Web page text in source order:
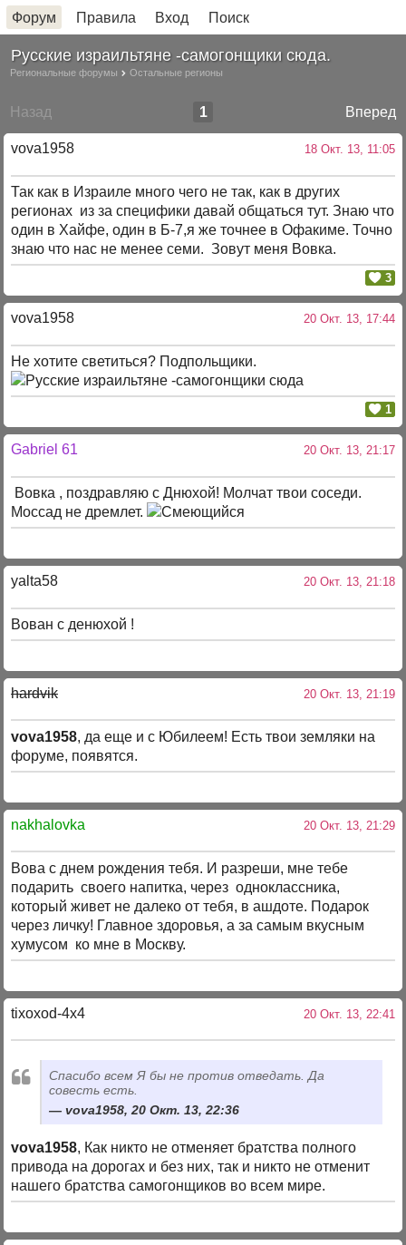
Форум Правила Вход Поиск
Русские израильтяне -самогонщики сюда.
Региональные форумы Остальные регионы
Назад Вперед
1
vova1958 18 Окт. 13, 11:05
Так как в Израиле много чего не так, как в других
регионах из за специфики давай общаться тут. Знаю что
один в Хайфе, один в Б-7,я же точнее в Офакиме. Точно
знаю что нас не менее семи. Зовут меня Вовка.
3
vova1958 20 Окт. 13, 17:44
Не хотите светиться? Подпольщики.
1
Gabriel 61 20 Окт. 13, 21:17
Вовка , поздравляю с Днюхой! Молчат твои соседи.
Моссад не дремлет.
yalta58 20 Окт. 13, 21:18
Вован с денюхой !
hardvik 20 Окт. 13, 21:19
vova1958, да еще и с Юбилеем! Есть твои земляки на
форуме, появятся.
nakhalovka 20 Окт. 13, 21:29
Вова с днем рождения тебя. И разреши, мне тебе
подарить своего напитка, через одноклассника,
который живет не далеко от тебя, в ашдоте. Подарок
через личку! Главное здоровья, а за самым вкусным
хумусом ко мне в Москву.
tixoxod-4x4 20 Окт. 13, 22:41
Спасибо всем Я бы не против отведать. Да
совесть есть.
vova1958, 20 Окт. 13, 22:36
vova1958, Как никто не отменяет братства полного
привода на дорогах и без них, так и никто не отменит
нашего братства самогонщиков во всем мире.